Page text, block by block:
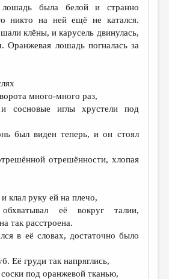
была белой и странно
никто на ней ещё не катался.
клёны, и карусель двинулась,
Оранжевая лошадь погналась за
много-много раз,
сосновые иглы хрустели под
был виден теперь, и он стоял
отрешённости, хлопая
клал руку ей на плечо,
её вокруг талии,
так расстроена.
в её словах, достаточно было
Её груди так напряглись,
под оранжевой тканью,